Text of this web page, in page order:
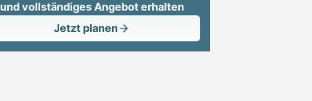
und vollständiges Angebot erhalten
Jetzt planen